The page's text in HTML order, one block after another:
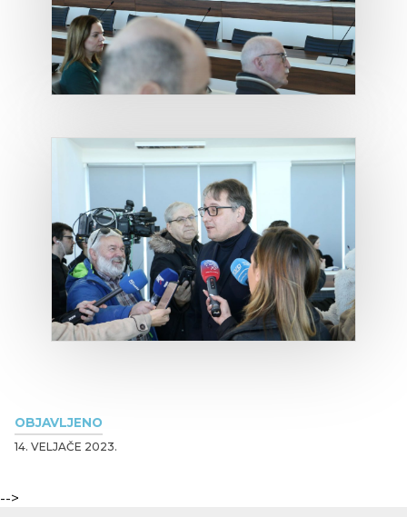
OBJAVLJENO
14. VELJAČE 2023.
-->